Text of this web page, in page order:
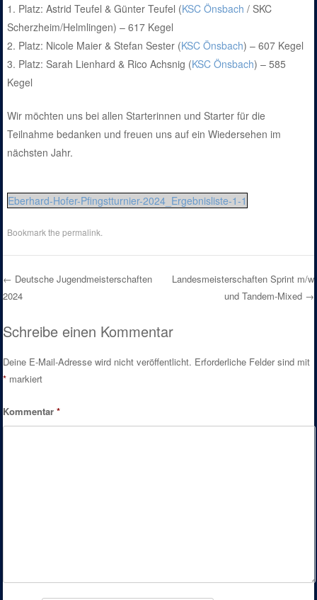
1. Platz: Astrid Teufel & Günter Teufel (KSC Önsbach / SKC
Scherzheim/Helmlingen) – 617 Kegel
2. Platz: Nicole Maier & Stefan Sester (KSC Önsbach) – 607 Kegel
3. Platz: Sarah Lienhard & Rico Achsnig (KSC Önsbach) – 585
Kegel
Wir möchten uns bei allen Starterinnen und Starter für die
Teilnahme bedanken und freuen uns auf ein Wiedersehen im
nächsten Jahr.
Eberhard-Hofer-Pfingstturnier-2024_Ergebnisliste-1-1
Bookmark thepermalink
Post navigation
← Deutsche Jugendmeisterschaften
2024
Landesmeisterschaften Sprint m/w
und Tandem-Mixed →
Schreibe einen Kommentar
Deine E-Mail-Adresse wird nicht veröffentlicht. Erforderliche Felder sind mit
* markiert
Kommentar*